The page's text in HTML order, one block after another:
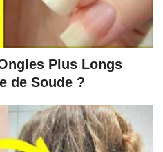
Plus Longs
de Soude ?